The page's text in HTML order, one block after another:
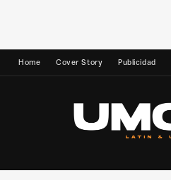
Home Cover Story Publicidad